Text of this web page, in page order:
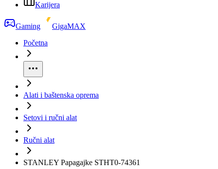
Karijera
Gaming
GigaMAX
Početna
Alati i baštenska oprema
Setovi i ručni alat
Ručni alat
STANLEY Papagajke STHT0-74361